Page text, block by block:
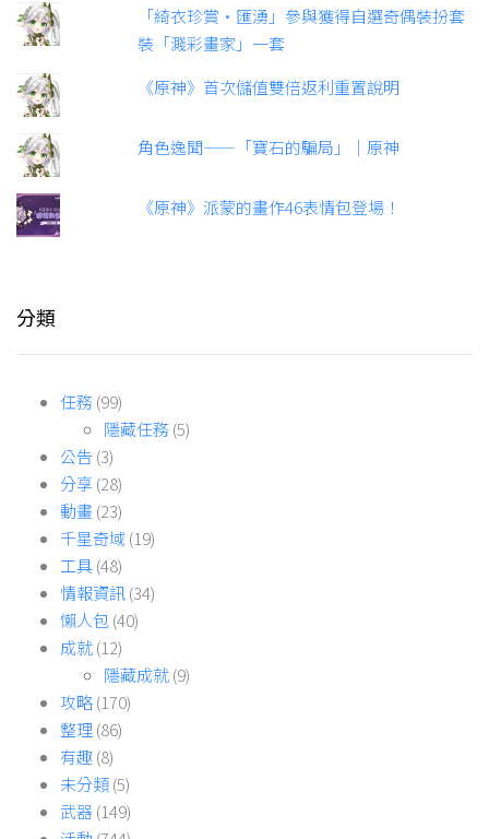
「綺衣珍賞·匯湧」參與獲得自選奇偶裝扮套
裝「濺彩畫家」一套
《原神》首次儲值雙倍返利重置說明
角色逸聞——「寶石的騙局」｜原神
《原神》派蒙的畫作46表情包登場！
分類
任務 (99)
隱藏任務 (5)
公告 (3)
分享(28)
動畫(23)
千星奇域 (19)
工具(48)
情報資訊(34)
懶人包(40)
成就(12)
隱藏成就(9)
攻略(170)
整理(86)
有趣(8)
未分類(5)
武器(149)